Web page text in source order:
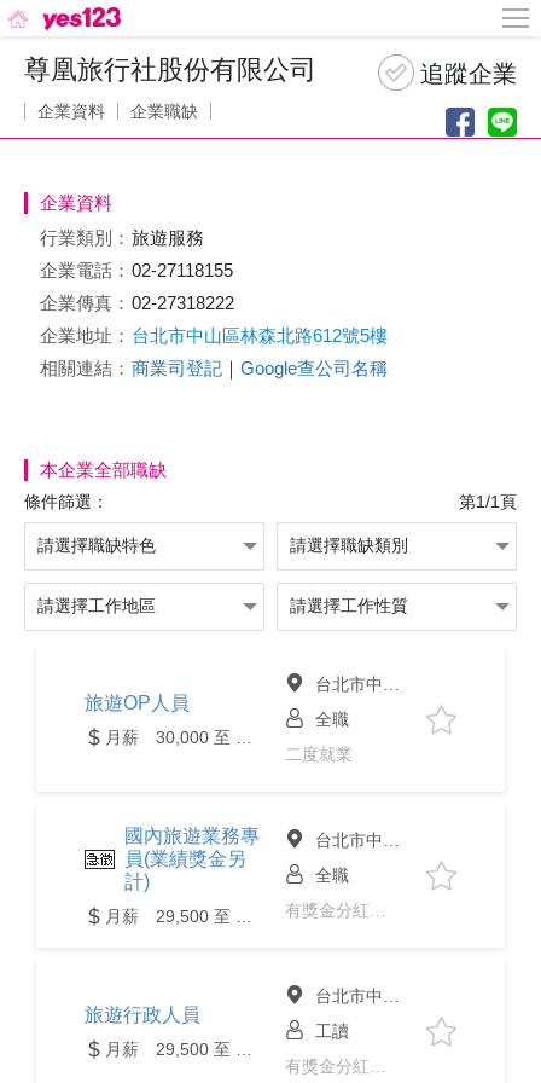
尊凰旅行社股份有限公司
企業資料 企業職缺
企業資料
行業類別： 旅遊服務
企業電話： 02-27118155
企業傳真： 02-27318222
企業地址： 台北市中山區林森北路612號5樓
相關連結： 商業司登記 ｜ Google查公司名稱
本企業全部職缺
條件篩選： 第1/1頁
旅遊OP人員
台北市中山區
全職
二度就業
國內旅遊業務專
員(業績獎金另
計)
台北市中山區
全職
有獎金分紅、免經驗
旅遊行政人員
台北市中山區
工讀
有獎金分紅、免經驗